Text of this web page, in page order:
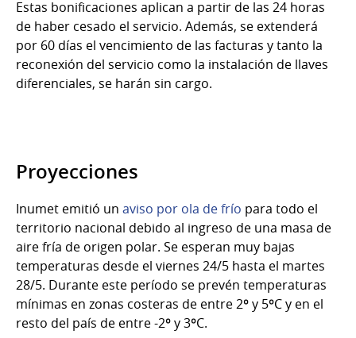
Estas bonificaciones aplican a partir de las 24 horas
de haber cesado el servicio. Además, se extenderá
por 60 días el vencimiento de las facturas y tanto la
reconexión del servicio como la instalación de llaves
diferenciales, se harán sin cargo.
Proyecciones
Inumet emitió un aviso por ola de frío para todo el
territorio nacional debido al ingreso de una masa de
aire fría de origen polar. Se esperan muy bajas
temperaturas desde el viernes 24/5 hasta el martes
28/5. Durante este período se prevén temperaturas
mínimas en zonas costeras de entre 2º y 5ºC y en el
resto del país de entre -2º y 3ºC.